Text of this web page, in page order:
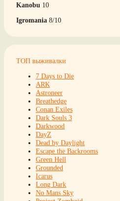
Kanobu 10
Igromania 8/10
ТОП выживалки
7 Days to Die
ARK
Astroneer
Breathedge
Conan Exiles
Dark Souls 3
Darkwood
DayZ
Dead by Daylight
Escape the Backrooms
Green Hell
Grounded
Icarus
Long Dark
No Mans Sky